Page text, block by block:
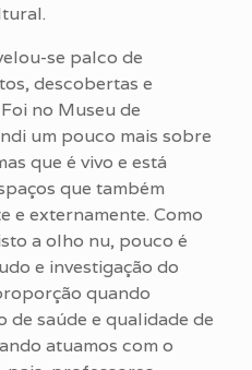
se palco de
descobertas e
no Museu de
um pouco mais sobre
que é vivo e está
que também
e externamente. Como
a olho nu, pouco é
e investigação do
quando
de saúde e qualidade de
atuamos com o